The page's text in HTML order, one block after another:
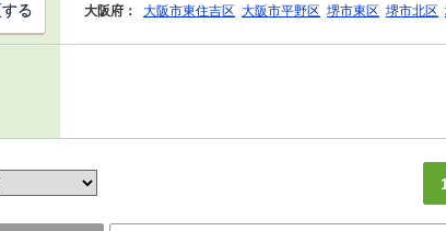
大阪府：
大阪市東住吉区 大阪市平野区 堺市東区 堺市北区
る